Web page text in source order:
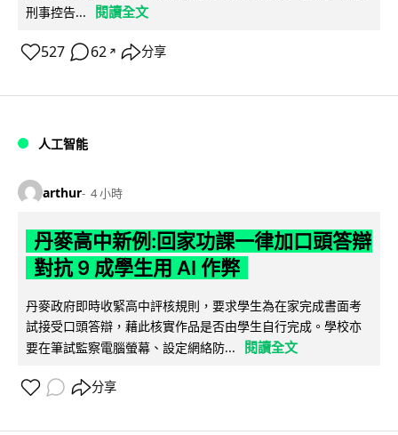
刑事控告...
閱讀全文
527 62 ↗ 分享
人工智能
arthur 4 小時
丹麥高中新例:回家功課一律加口頭答辯
對抗 9 成學生用 AI 作弊
丹麥政府即時收緊高中評核規則，要求學生為在家完成書面考
試接受口頭答辯，藉此核實作品是否由學生自行完成。學校亦
要在筆試監察電腦螢幕、設定網絡防...
閱讀全文
分享